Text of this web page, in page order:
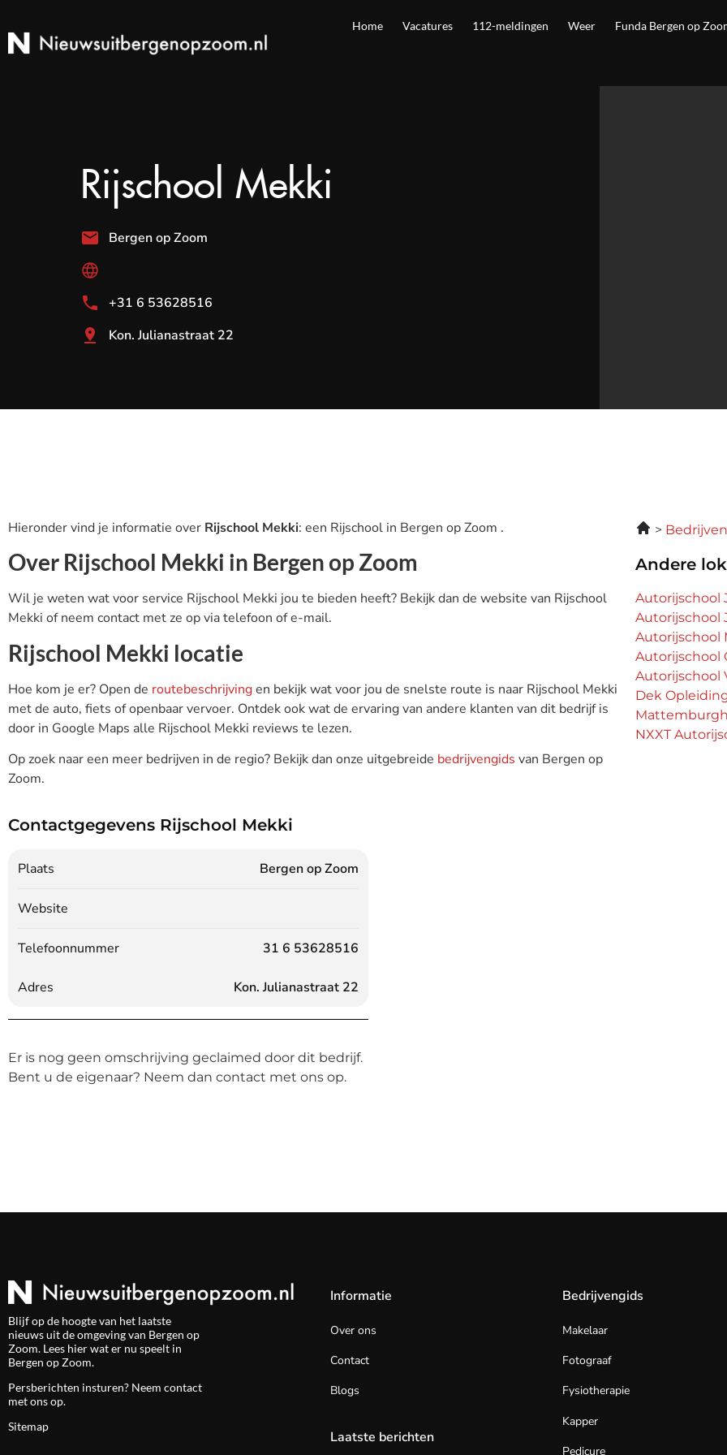
Home Vacatures 112-meldingen Weer Funda Bergen op
Rijschool Mekki
Bergen op Zoom
+31 6 53628516
Kon. Julianastraat 22
Hieronder vind je informatie over Rijschool Mekki: een Rijschool in Bergen op Zoom .
Over Rijschool Mekki in Bergen op Zoom
Wil je weten wat voor service Rijschool Mekki jou te bieden heeft? Bekijk dan de website van Rijschool
Mekki of neem contact met ze op via telefoon of e-mail.
Rijschool Mekki locatie
Hoe kom je er? Open de routebeschrijvingen bekijk wat voor jou de snelste route is naar Rijschool Mekki
met de auto, fiets of openbaar vervoer. Ontdek ook wat de ervaring van andere klanten van dit bedrijf is
door in Google Maps alle Rijschool Mekki reviews te lezen.
Op zoek naar een meer bedrijven in de regio? Bekijk dan onze uitgebreide bedrijvengids van Bergen op
Zoom.
Andere
Autorijschool
Autorijschool
Autorijschool
Autorijschool
Autorijschool
Dek
NXXT
Contactgegevens Rijschool Mekki
Plaats Bergen op Zoom
Website
Telefoonnummer 31 6 53628516
Adres Kon. Julianastraat 22
Er is nog geen omschrijving geclaimed door dit bedrijf.
Bent u de eigenaar? Neem dan contact met ons op.
Blijf op de hoogte van het laatste
nieuws uit de omgeving van Bergen op
Zoom. Lees hier wat er nu speelt in
Bergen op Zoom.
Persberichten insturen? Neem contact
met ons op.
Sitemap
Informatie
Over ons
Contact
Blogs
Laatste berichten
Bedrijvengids
Makelaar
Fotograaf
Fysiotherapie
Kapper
Pedicure